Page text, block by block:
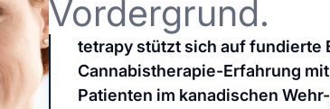
Vordergrund.
tetrapy stützt sich auf fundierte
Cannabistherapie-Erfahrung
Patienten im kanadischen